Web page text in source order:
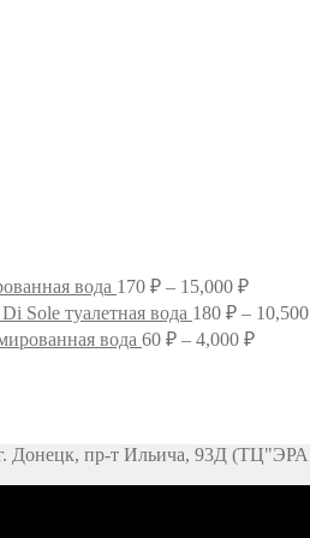
вода 170 ₽ – 15,000 ₽
цен:
170 ₽
–
Sole туалетная вода 180 ₽ – 10,500
вода 60 ₽ – 4,000 ₽
₽
г. Донецк, пр-т Ильича, 93Д